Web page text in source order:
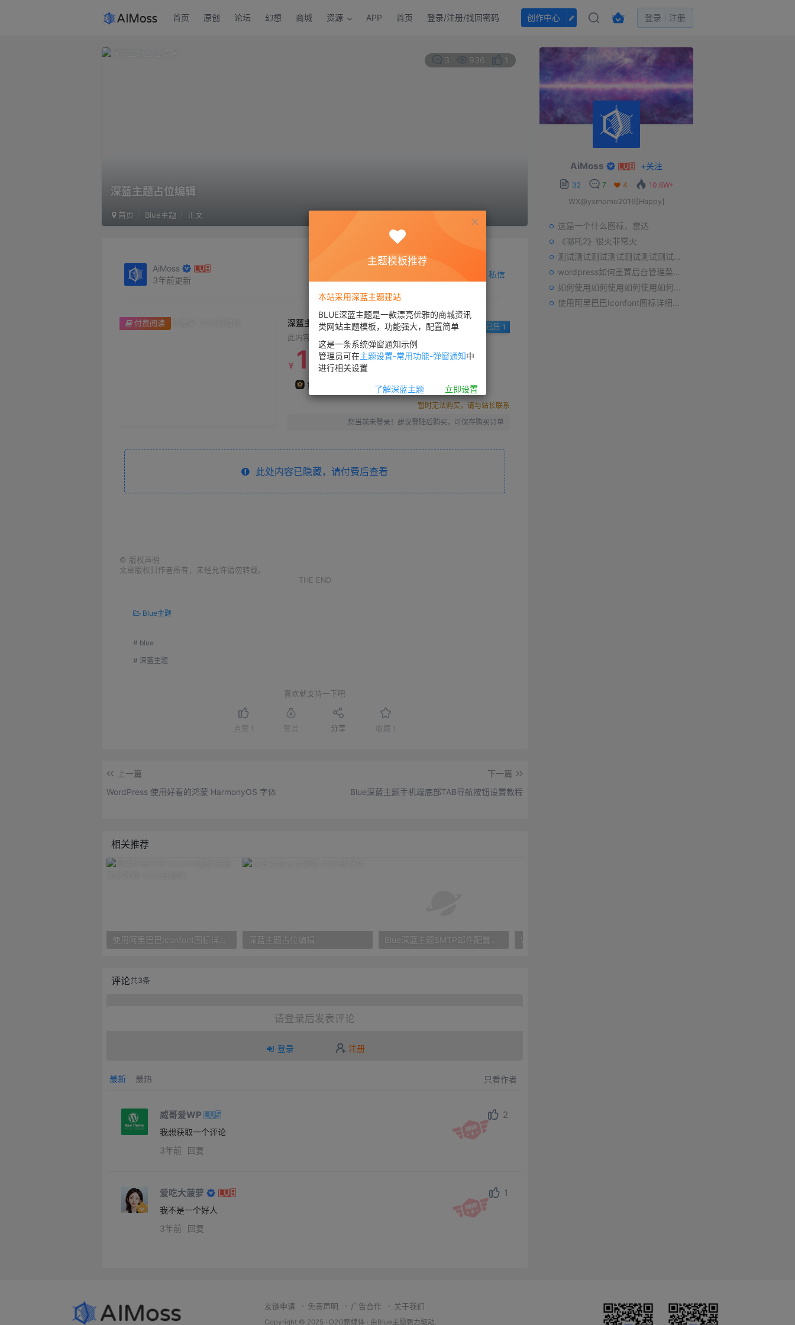
首页 原创 论坛 幻想 商城 资源 APP 首页 登录/注册/找回密码 创作中心 登录 注册
深蓝主题占位编辑
首页 Blue主题 正文
3 936 1
AiMoss
3年前更新
私信
深蓝主题占位编辑
此内容为付费阅读，请付费后查看
￥ 100
黄金会员 钻石会员 ￥80
暂时无法购买，请与站长联系
您当前未登录！建议登陆后购买，可保存购买订单
付费阅读 已售 1
此处内容已隐藏，请付费后查看
© 版权声明
文章版权归作者所有，未经允许请勿转载。
THE END
Blue主题
# blue
# 深蓝主题
喜欢就支持一下吧
点赞 1 赞赏 分享 收藏 1
上一篇
WordPress 使用好看的鸿蒙 HarmonyOS 字体
下一篇
Blue深蓝主题手机端底部TAB导航按钮设置教程
相关推荐
深蓝主题占位编辑
评论共3条
请登录后发表评论
登录 注册
最新 最热 只看作者
威哥爱WP 2
我想获取一个评论
3年前
回复
爱吃大菠萝 1
我不是一个好人
3年前
回复
AiMoss +关注
32 7 4
10.6W+
WX@yxmomo2016[Happy]
这是一个什么图标，雷达
《哪吒2》很火非常火
测试测试测试测试测试测试测试测试测试测试
wordpress如何重置后台管理菜单排序
如何使用如何使用如何使用如何使用如何使用
使用阿里巴巴Iconfont图标详细图文教程
友链申请 免责声明 广告合作 关于我们
Copyright © 2025 · O2O薪媒体 · 由 Blue主题强力驱动.
主题模板推荐
本站采用深蓝主题建站
BLUE深蓝主题是一款漂亮优雅的商城资讯
类网站主题模板，功能强大，配置简单
这是一条系统弹窗通知示例
管理员可在主题设置-常用功能-弹窗通知中
进行相关设置
了解深蓝主题 立即设置